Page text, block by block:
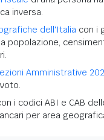
inversa.
dell'Italia con i
popolazione,
Amministrative
i codici ABI e CAB
per area